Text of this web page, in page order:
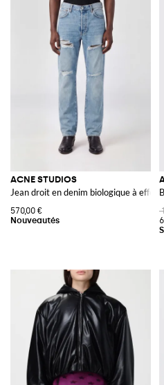
ACNE STUDIOS
Jean droit en denim biologique à effet
570,00 €